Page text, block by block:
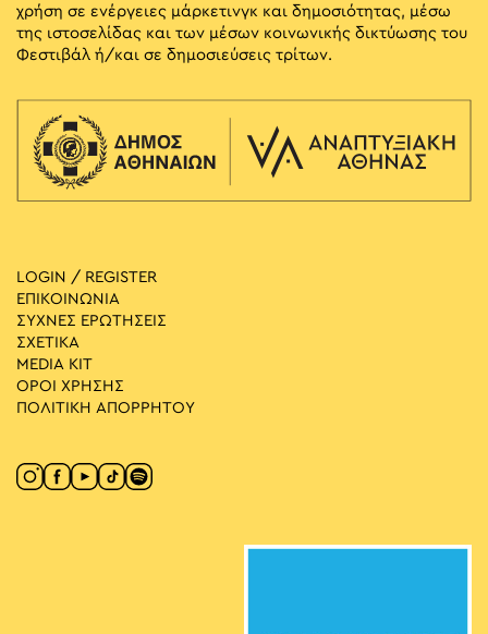
χρήση σε ενέργειες μάρκετινγκ και δημοσιότητας, μέσω
της ιστοσελίδας και των μέσων κοινωνικής δικτύωσης του
Φεστιβάλ ή/και σε δημοσιεύσεις τρίτων.
LOGIN / REGISTER
ΕΠΙΚΟΙΝΩΝΙΑ
ΣΥΧΝΕΣ ΕΡΩΤΗΣΕΙΣ
ΣΧΕΤΙΚΑ
MEDIA ΚIT
ΟΡΟΙ ΧΡΗΣΗΣ
ΠΟΛΙΤΙΚΗ ΑΠΟΡΡΗΤΟΥ